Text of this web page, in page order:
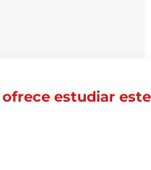
estudiar